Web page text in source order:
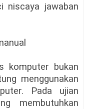
niscaya jawaban
komputer bukan
menggunakan
Pada ujian
membutuhkan